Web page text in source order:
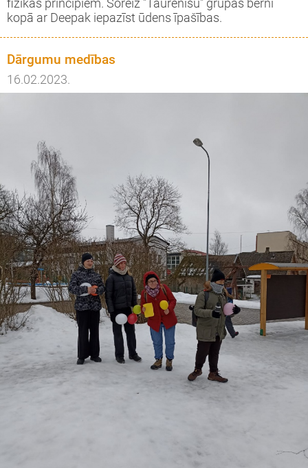
fizikas principiem. Šoreiz "Taurenīšu" grupas bērni
kopā ar Deepak iepazīst ūdens īpašības.
Dārgumu medības
16.02.2023.